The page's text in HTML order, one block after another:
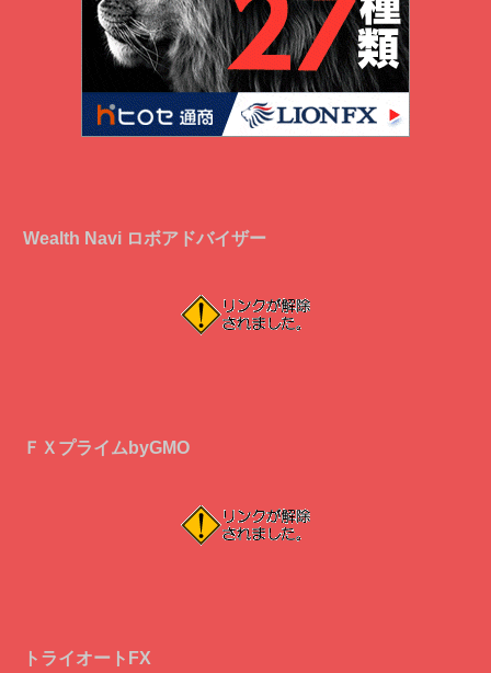
Wealth Navi ロボアドバイザー
ＦＸプライムbyGMO
トライオートFX